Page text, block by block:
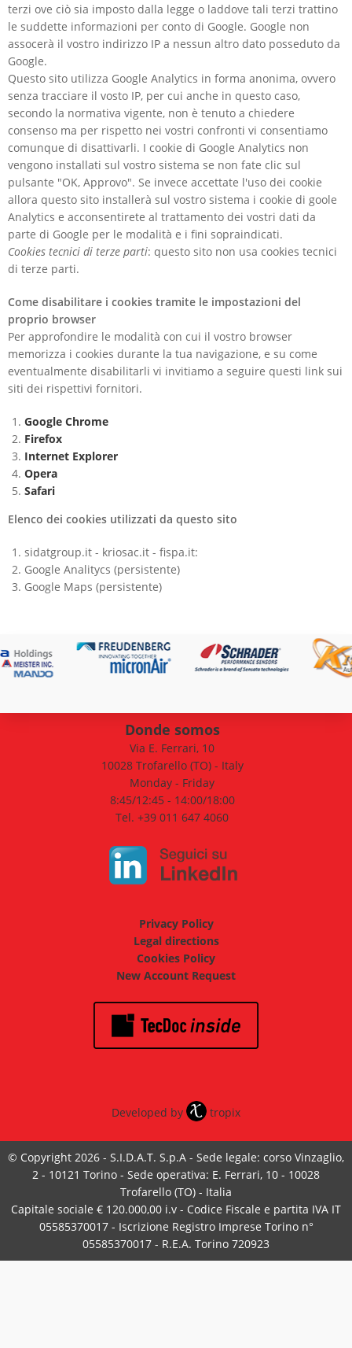
terzi ove ciò sia imposto dalla legge o laddove tali terzi trattino
le suddette informazioni per conto di Google. Google non
assocerà il vostro indirizzo IP a nessun altro dato posseduto da
Google.
Questo sito utilizza Google Analytics in forma anonima, ovvero
senza tracciare il vosto IP, per cui anche in questo caso,
secondo la normativa vigente, non è tenuto a chiedere
consenso ma per rispetto nei vostri confronti vi consentiamo
comunque di disattivarli. I cookie di Google Analytics non
vengono installati sul vostro sistema se non fate clic sul
pulsante "OK, Approvo". Se invece accettate l'uso dei cookie
allora questo sito installerà sul vostro sistema i cookie di goole
Analytics e acconsentirete al trattamento dei vostri dati da
parte di Google per le modalità e i fini sopraindicati.
Cookies tecnici di terze parti: questo sito non usa cookies tecnici
di terze parti.
Come disabilitare i cookies tramite le impostazioni del
proprio browser
Per approfondire le modalità con cui il vostro browser
memorizza i cookies durante la tua navigazione, e su come
eventualmente disabilitarli vi invitiamo a seguire questi link sui
siti dei rispettivi fornitori.
Google Chrome
Firefox
Internet Explorer
Opera
Safari
Elenco dei cookies utilizzati da questo sito
sidatgroup.it - kriosac.it - fispa.it:
Google Analitycs (persistente)
Google Maps (persistente)
Donde somos
Via E. Ferrari, 10
10028 Trofarello (TO) - Italy
Monday - Friday
8:45/12:45 - 14:00/18:00
Tel. +39 011 647 4060
Privacy Policy
Legal directions
Cookies Policy
New Account Request
Developed by tropix
© Copyright 2026 - S.I.D.A.T. S.p.A - Sede legale: corso Vinzaglio,
2 - 10121 Torino - Sede operativa: E. Ferrari, 10 - 10028
Trofarello (TO) - Italia
Capitale sociale € 120.000,00 i.v - Codice Fiscale e partita IVA IT
05585370017 - Iscrizione Registro Imprese Torino n°
05585370017 - R.E.A. Torino 720923